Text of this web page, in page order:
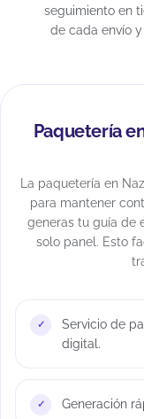
seguimiento en
de cada envío
Paquetería
La paquetería en
para mantener
generas tu guía de
solo panel. Esto
Servicio de
digital.
Generación